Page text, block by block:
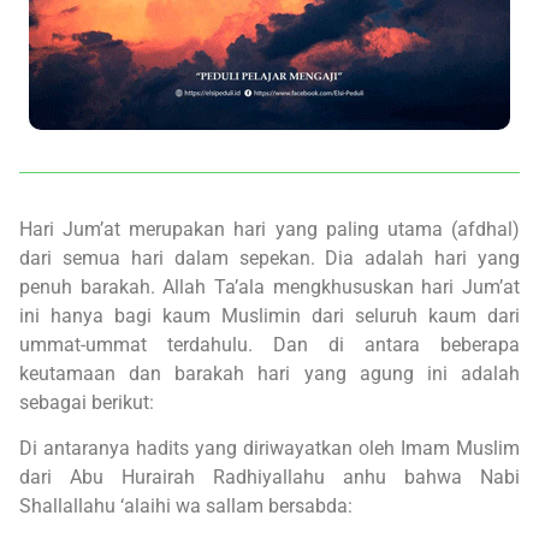
Hari Jum’at merupakan hari yang paling utama (afdhal)
dari semua hari dalam sepekan. Dia adalah hari yang
penuh barakah. Allah Ta’ala mengkhususkan hari Jum’at
ini hanya bagi kaum Muslimin dari seluruh kaum dari
ummat-ummat terdahulu. Dan di antara beberapa
keutamaan dan barakah hari yang agung ini adalah
sebagai berikut:
Di antaranya hadits yang diriwayatkan oleh Imam Muslim
dari Abu Hurairah Radhiyallahu anhu bahwa Nabi
Shallallahu ‘alaihi wa sallam bersabda: